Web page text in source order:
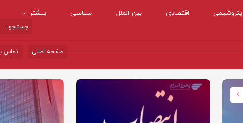
پتروشیمی اقتصادی بین الملل سیاسی بیشتر
تماس
صفحه اصلی